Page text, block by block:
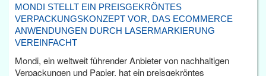
MONDI STELLT EIN PREISGEKRÖNTES
VERPACKUNGSKONZEPT VOR, DAS ECOMMERCE
ANWENDUNGEN DURCH LASERMARKIERUNG
VEREINFACHT
Mondi, ein weltweit führender Anbieter von nachhaltigen
Verpackungen und Papier, hat ein preisgekröntes